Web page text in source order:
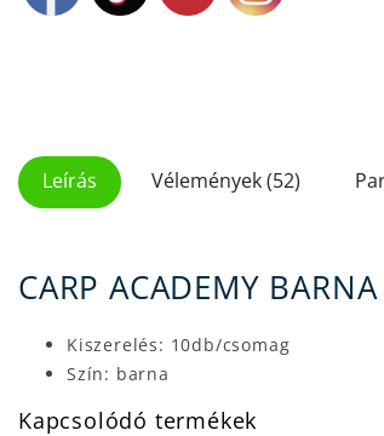
Leírás Vélemények (52)
CARP ACADEMY
Kiszerelés: 10db/csomag
Szín: barna
Kapcsolódó termékek